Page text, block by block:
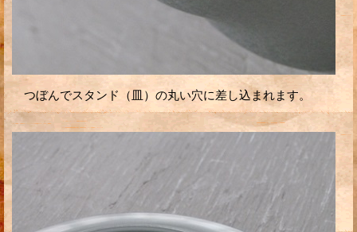
つぼんでスタンド（皿）の丸い穴に差し込まれます。